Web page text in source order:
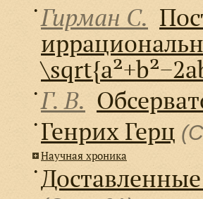
● Гирман С.
● Г. В.
● Генрих Герц
Научная хроника
●